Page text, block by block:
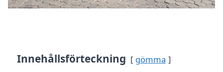
Innehållsförteckning gömma